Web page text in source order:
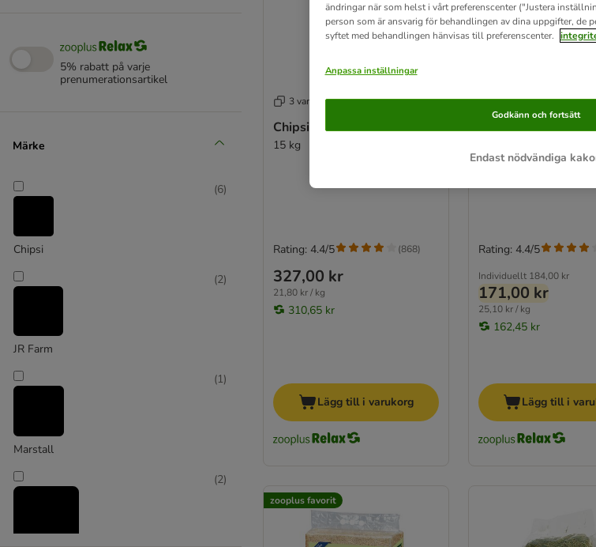
För sporthästar
För särskilda hästraser
För ämnesomsättningen
5% rabatt på varje
prenumerationsartikel
Märke
Chipsi
(6)
JR Farm
(2)
Marstall
(1)
(2)
3 varianter
Chipsi Super burströ
15 kg
327,00 kr
21,80 kr / kg
310,65 kr
Rating: 4.4/5 (868)
Lägg till i varukorg
3 varianter
Chipsi Super
Individuellt 184,00 kr
171,00 kr
25,10 kr / kg
162,45 kr
Rating: 4.4/5
Lägg till i
zooplus favorit
ändringar när som helst i vårt preferenscenter ("Justera
person som är ansvarig för behandlingen av dina uppgifter, de
syftet med behandlingen hänvisas till preferenscenter.
Anpassa inställningar
Endast nödvändiga
Godkänn och fortsätt